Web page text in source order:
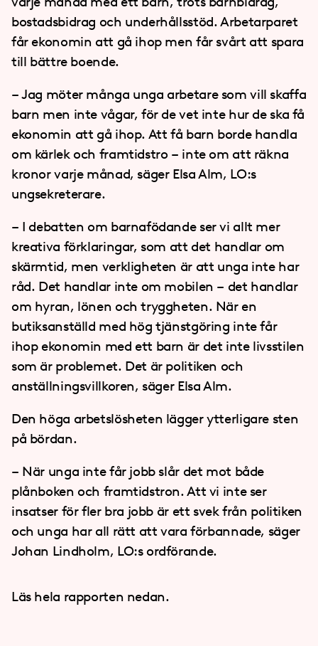
bostadsbidrag och underhållsstöd. Arbetarparet
får ekonomin att gå ihop men får svårt att spara
till bättre boende.
– Jag möter många unga arbetare som vill skaffa
barn men inte vågar, för de vet inte hur de ska få
ekonomin att gå ihop. Att få barn borde handla
om kärlek och framtidstro – inte om att räkna
kronor varje månad, säger Elsa Alm, LO:s
ungsekreterare.
– I debatten om barnafödande ser vi allt mer
kreativa förklaringar, som att det handlar om
skärmtid, men verkligheten är att unga inte har
råd. Det handlar inte om mobilen – det handlar
om hyran, lönen och tryggheten. När en
butiksanställd med hög tjänstgöring inte får
ihop ekonomin med ett barn är det inte livsstilen
som är problemet. Det är politiken och
anställningsvillkoren, säger Elsa Alm.
Den höga arbetslösheten lägger ytterligare sten
på bördan.
– När unga inte får jobb slår det mot både
plånboken och framtidstron. Att vi inte ser
insatser för fler bra jobb är ett svek från politiken
och unga har all rätt att vara förbannade, säger
Johan Lindholm, LO:s ordförande.
Läs hela rapporten nedan.